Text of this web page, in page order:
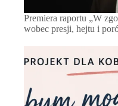
Premiera raportu „W
wobec presji, hejtu i